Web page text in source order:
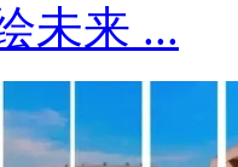
未来 ...